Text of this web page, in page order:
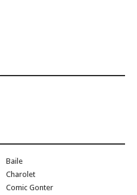
Baile
Charolet
Comic Gonter